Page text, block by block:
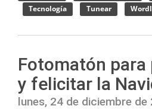
Tecnología
Tunear
Fotomatón para
y felicitar la
lunes, 24 de diciembre de